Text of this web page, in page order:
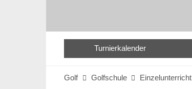
Turnierkalender
Golf  Golfschule  Einzelunterricht